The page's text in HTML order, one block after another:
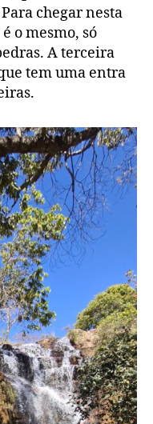
chegar nesta
o mesmo, só
A terceira
tem uma entra